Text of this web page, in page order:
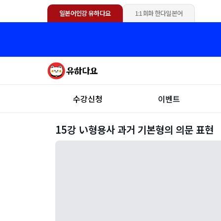
일본어인강 유하다요 1:1회화 한다일본어
수강신청 이벤트
15강 い형용사 과거 기본형의 의문 표현